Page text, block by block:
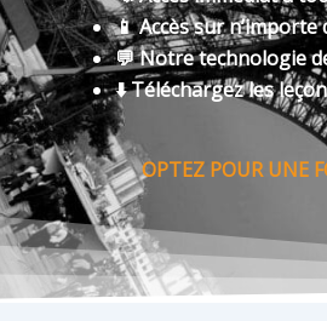
📱 Accès sur
💬 Notre technologie
⬇️ Téléchargez les
OPTEZ POUR UNE